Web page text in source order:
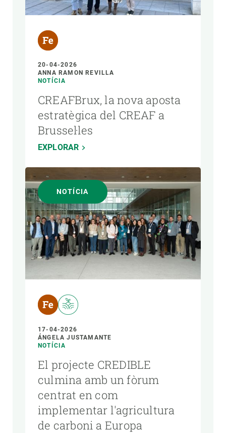
20-04-2026
ANNA RAMON REVILLA
NOTÍCIA
CREAFBrux, la nova aposta
estratègica del CREAF a
Brussel·les
EXPLORAR
NOTÍCIA
17-04-2026
ÁNGELA JUSTAMANTE
NOTÍCIA
El projecte CREDIBLE
culmina amb un fòrum
centrat en com
implementar l'agricultura
de carboni a Europa